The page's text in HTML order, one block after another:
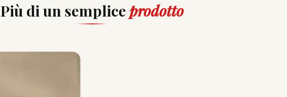
Più di un semplice prodotto